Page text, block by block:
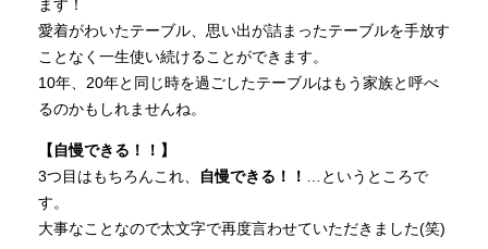
ます！
愛着がわいたテーブル、思い出が詰まったテーブルを手放す
ことなく一生使い続けることができます。
10年、20年と同じ時を過ごしたテーブルはもう家族と呼べ
るのかもしれませんね。
【自慢できる！！】
3つ目はもちろんこれ、
自慢できる！！ …というところで
す。
大事なことなので太文字で再度言わせていただきました(笑)